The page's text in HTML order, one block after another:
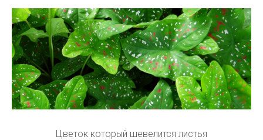
Цветок который шевелится листья